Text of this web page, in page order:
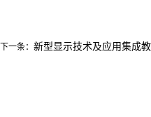
下一条： 新型显示技术及应用集成